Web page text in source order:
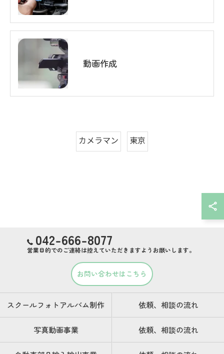
動画作成
カメラマン 東京
042-666-8077
営業目的でのご連絡は控えていただきますようお願いします。
お問い合わせはこちら
スクールフォトアルバム制作 依頼、相談の流れ
写真動画事業 依頼、相談の流れ